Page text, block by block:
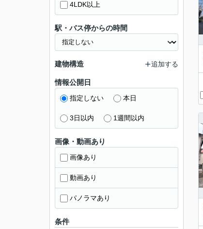
4LDK以上
駅・バス停からの時間
建物構造 追加する
情報公開日
指定しない 本日
3日以内 1週間以内
画像・動画あり
画像あり
動画あり
パノラマあり
条件